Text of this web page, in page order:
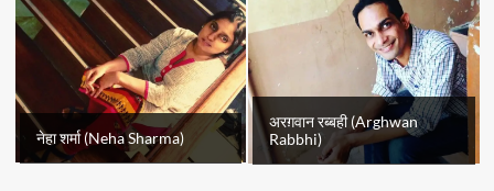
नेहा शर्मा (Neha Sharma)
अरग़वान रब्बही (Arghwan
Rabbhi)